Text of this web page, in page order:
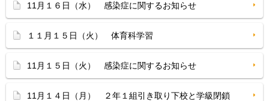
11月１６日（水） 感染症に関するお知らせ
１１月１５日（火） 体育科学習
11月１５日（火） 感染症に関するお知らせ
11月１４日（月） ２年１組引き取り下校と学級閉鎖